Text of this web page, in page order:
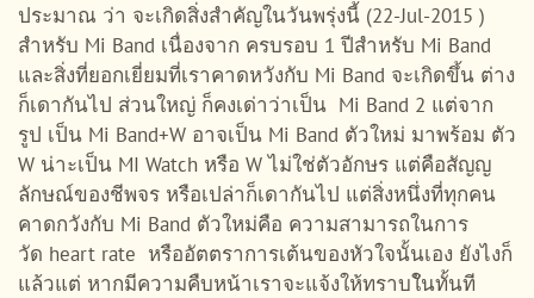
ประมาณ ว่า จะเกิดสิ่งสำคัญในวันพรุ่งนี้ (22-Jul-2015 )
สำหรับ Mi Band เนื่องจาก ครบรอบ 1 ปีสำหรับ Mi Band
และสิ่งที่ยอกเยี่ยมที่เราคาดหวังกับ Mi Band จะเกิดขึ้น ต่าง
ก็เดากันไป ส่วนใหญ่ ก็คงเด่าว่าเป็น Mi Band 2 แต่จาก
รูป เป็น Mi Band+W อาจเป็น Mi Band ตัวใหม่ มาพร้อม ตัว
W น่าะเป็น MI Watch หรือ W ไม่ใช่ตัวอักษร แต่คือสัญญ
ลักษณ์ของชีพจร หรือเปล่าก็เดากันไป แต่สิ่งหนึ่งที่ทุกคน
คาดกวังกับ Mi Band ตัวใหม่คือ ความสามารถในการ
วัด heart rate หรืออัตตราการเต้นของหัวใจนั้นเอง ยังไงก็
แล้วแต่ หากมีความคืบหน้าเราจะแจ้งให้ทราบใันทั้นที